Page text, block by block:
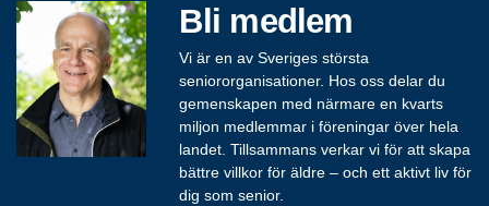
Bli medlem
Vi är en av Sveriges största
seniororganisationer. Hos oss delar du
gemenskapen med närmare en kvarts
miljon medlemmar i föreningar över hela
landet. Tillsammans verkar vi för att skapa
bättre villkor för äldre – och ett aktivt liv för
dig som senior.